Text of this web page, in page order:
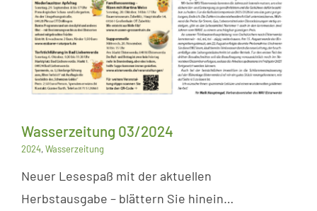
Wasserzeitung 03/2024
2024,Wasserzeitung
Neuer Lesespaß mit der aktuellen
Herbstausgabe – blättern Sie hinein…